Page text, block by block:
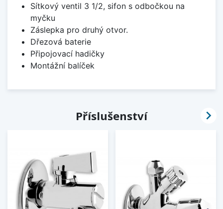
Sítkový ventil 3 1/2, sifon s odbočkou na
myčku
Záslepka pro druhý otvor.
Dřezová baterie
Připojovací hadičky
Montážní balíček
Příslušenství 